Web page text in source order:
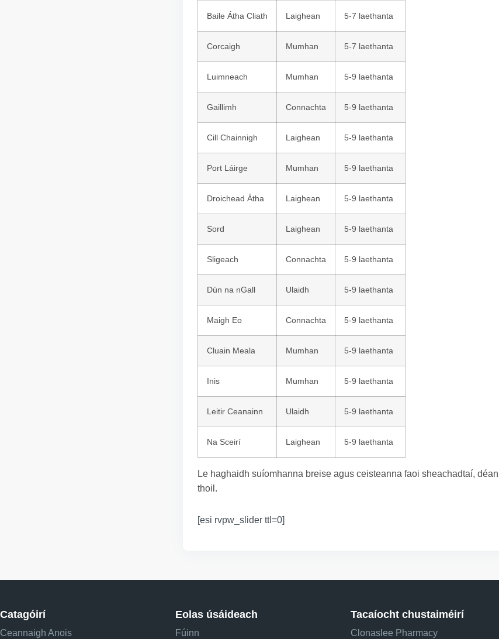
Baile Átha Cliath Laighean 5-7 laethanta
Corcaigh Mumhan 5-7 laethanta
Luimneach Mumhan 5-9 laethanta
Gaillimh Connachta 5-9 laethanta
Cill Chainnigh Laighean 5-9 laethanta
Port Láirge Mumhan 5-9 laethanta
Droichead Átha Laighean 5-9 laethanta
Sord Laighean 5-9 laethanta
Sligeach Connachta 5-9 laethanta
Dún na nGall Ulaidh 5-9 laethanta
Maigh Eo Connachta 5-9 laethanta
Cluain Meala Mumhan 5-9 laethanta
Inis Mumhan 5-9 laethanta
Leitir Ceanainn Ulaidh 5-9 laethanta
Na Sceirí Laighean 5-9 laethanta
Le haghaidh suíomhanna breise agus ceisteanna faoi sheachadtaí,
thoil.
[esi rvpw_slider ttl=0]
Catagóirí
Ceannaigh Anois
Eolas úsáideach
Fúinn
Tacaíocht chustaiméirí
Clonaslee Pharmacy